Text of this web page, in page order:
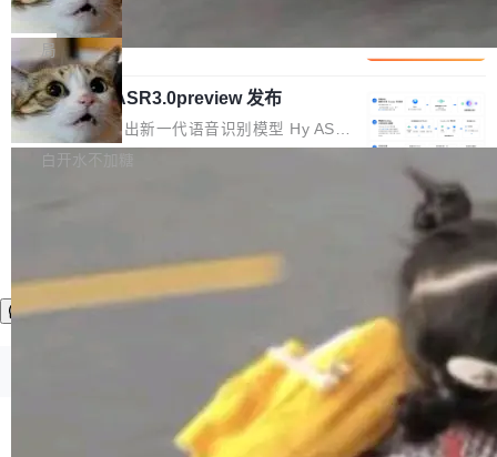
代码检索手段（如关键词匹配、目录遍历）仅能
在语法层面完成文本定位，难以触及代码的语义
内涵与结构关联，导致开发者使用代码智能体在
理解大规模代码仓时面临显著"代码仓理解"瓶
颈。 代码仓深度理解服务（以下简称" CodeBas
e深度理解服务"）是华为云码道（CodeA...
短剧部门，有互联网大厂背景。在公司内部架构
调整期间，部门三次通知全员将数据从A集群迁
移到B集群，王某都回复了"收到"。 他没有迁移
数据。2024年9月3日下午4点，他使用此前登录
的账号密码进入A集群，输入了一条被程序员圈
称为"删库跑路"的命令——最高管理员权限、无
che 量化 + 权重压缩，吞吐量提升 4
1%，成本降 30%
Kimi 和 GLM 是当前最强的大模型系列之一，但
它们有一个共同的问题：太吃显存了。月之暗面
的 Kimi K 系列和智谱的 GLM 都是长上下文、M
oE 架构的大模型，好用到让人上瘾，但 GPU 显
存永远不够用。 Cloudflare 的 Workers AI 团队
一直在跑这些模型的推理。他们在官方博客上发
整性保护。效果是：吞吐量提升 41%，每 token
成本降低 30%，精度不变。 FP8 省的不仅是显
存 KV cache 是推理时最吃显...
局
腾讯混元 Hy ASR3.0preview 发布
腾讯混元正式推出新一代语音识别模型 Hy ASR
3.0preview。基于最新一代大语言模型 Hy3 的
让语音识别不再只是听清，而是真正听懂。通过
先理解你的语境和意图，再把准确的文字直接给
到你。从“逐字转写、单点优化”演进为“理解语
境、兼容场景、一键直出”。 Hy ASR 3.0 previe
w 不要求标准普通话，方言识别覆盖粤语、吴语
等 10 大方言片区和 20 余个二级小片区。在开
源评测集中，Hy ASR 3.0 preview 在多语种的
白开水不加糖
©OSCHINA(OSChina.NET) 京ICP备2025119063号